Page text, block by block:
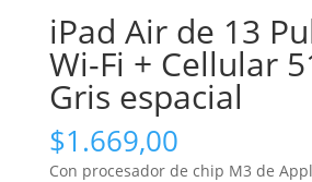
iPad Air de 13
Wi-Fi + Cellular
Gris espacial
$1.669,00
Con procesador de chip M3 de